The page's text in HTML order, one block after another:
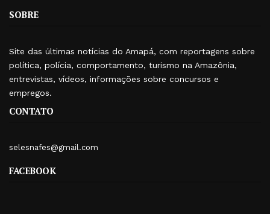
SOBRE
Site das últimas notícias do Amapá, com reportagens sobre
política, polícia, comportamento, turismo na Amazônia,
entrevistas, vídeos, informações sobre concursos e
empregos.
CONTATO
selesnafes@gmail.com
FACEBOOK